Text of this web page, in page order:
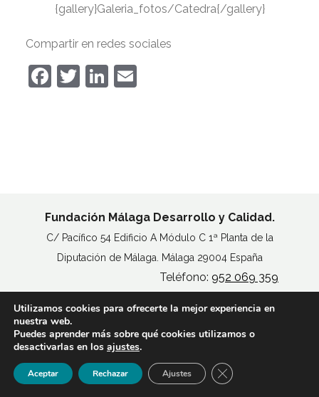
{gallery}Galeria_fotos/Catedra{/gallery}
Compartir en redes sociales
Facebook
TwitterLinkedIn
Email
Fundación Málaga Desarrollo y Calidad.
C/ Pacífico 54 Edificio A Módulo C 1ª Planta de la
Diputación de Málaga. Málaga 29004 España
Teléfono: 952 069 359
MAPA DEL SITIO
AVISO LEGAL
POLÍTICA DE COOKIES
© CopyrightFundación Madeca
Utilizamos cookies para ofrecerte la mejor experiencia en
nuestra web.
Puedes aprender más sobre qué cookies utilizamos o
desactivarlas en los ajustes.
Aceptar Rechazar Ajustes Cerrar el banner de